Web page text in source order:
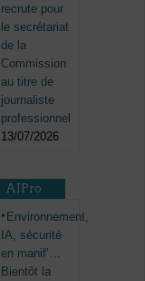
recrute pour
le secrétariat
de la
Commission
au titre de
journaliste
professionnel
13/07/2026
AJPro
Environnement,
IA, sécurité
en manif’…
Bientôt la